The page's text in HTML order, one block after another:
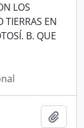
LOS
EN
B. QUE